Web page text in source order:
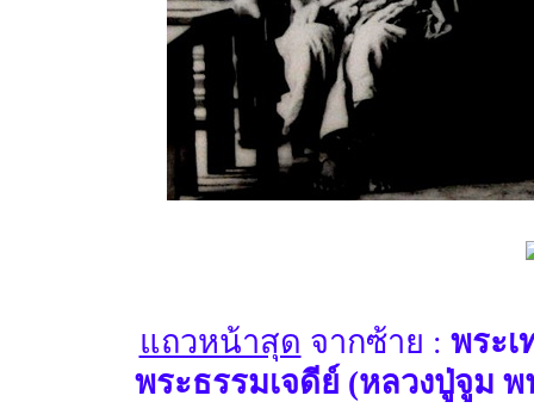
แถวหน้าสุด จากซ้าย : พระเ
พระธรรมเจดีย์ (หลวงปู่จูม